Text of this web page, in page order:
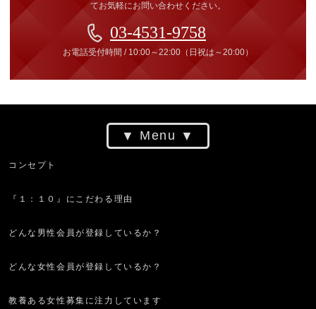
てお気軽にお問い合わせください。
03-4531-9758
お電話受付時間 / 10:00～22:00（日祝は～20:00）
Menu
コンセプト
『１：１０』にこだわる理由
どんな男性会員が登録しているか？
どんな女性会員が登録しているか？
教養ある女性募集に注力しています